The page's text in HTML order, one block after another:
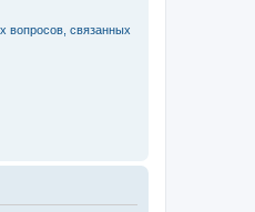
вопросов, связанных